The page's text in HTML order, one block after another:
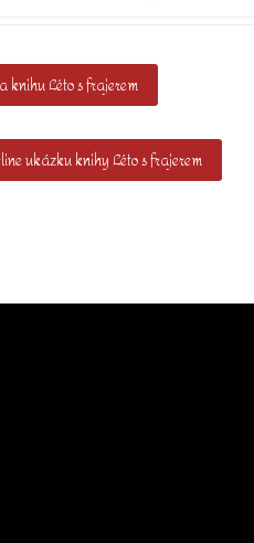
knihu Léto s frajerem
ukázku knihy Léto s frajerem